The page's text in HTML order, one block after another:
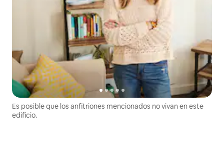
Es posible que los anfitriones mencionados no vivan en este
edificio.